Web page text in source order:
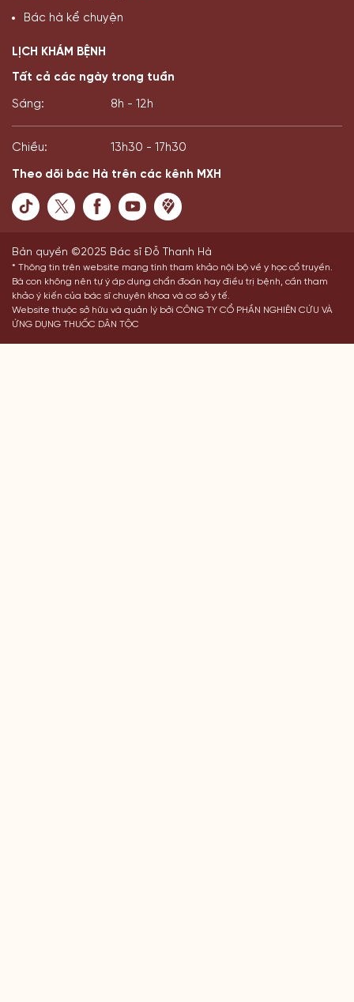
Bác hà kể chuyện
LỊCH KHÁM BỆNH
Tất cả các ngày trong tuần
Sáng: 8h - 12h
Chiều: 13h30 - 17h30
Theo dõi bác Hà trên các kênh MXH
Bản quyền ©2025 Bác sĩ Đỗ Thanh Hà
* Thông tin trên website mang tính tham khảo nội bộ về y học cổ truyền.
Bà con không nên tự ý áp dụng chẩn đoán hay điều trị bệnh, cần tham
khảo ý kiến của bác sĩ chuyên khoa và cơ sở y tế.
Website thuộc sở hữu và quản lý bởi CÔNG TY CỔ PHẦN NGHIÊN CỨU VÀ
ỨNG DỤNG THUỐC DÂN TỘC